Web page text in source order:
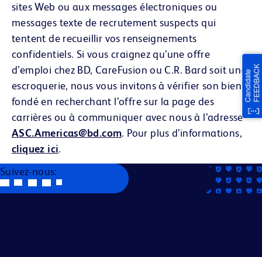
sites Web ou aux messages électroniques ou
messages texte de recrutement suspects qui
tentent de recueillir vos renseignements
confidentiels. Si vous craignez qu’une offre
d’emploi chez BD, CareFusion ou C.R. Bard soit une
escroquerie, nous vous invitons à vérifier son bien-
fondé en recherchant l’offre sur la page des
carrières ou à communiquer avec nous à l’adresse
ASC.Americas@bd.com. Pour plus d’informations,
cliquez ici.
Suivez-nous: